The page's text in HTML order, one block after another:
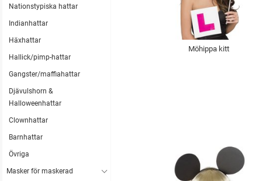
Nationstypiska hattar
Indianhattar
Häxhattar
Hallick/pimp-hattar
Gangster/maffiahattar
Djävulshorn &
Halloweenhattar
Clownhattar
Barnhattar
Övriga
Masker för maskerad
Möhippa kitt